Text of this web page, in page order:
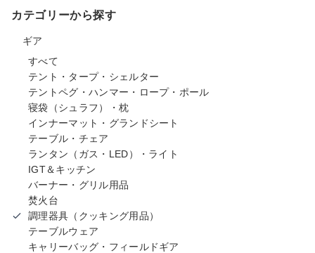
カテゴリーから探す
ギア
すべて
テント・タープ・シェルター
テントペグ・ハンマー・ロープ・ポール
寝袋（シュラフ）・枕
インナーマット・グランドシート
テーブル・チェア
ランタン（ガス・LED）・ライト
IGT＆キッチン
バーナー・グリル用品
焚火台
調理器具（クッキング用品）
テーブルウェア
キャリーバッグ・フィールドギア